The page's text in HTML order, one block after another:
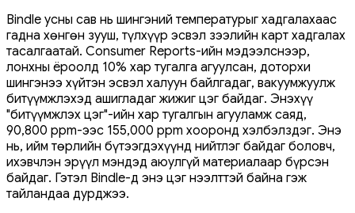
Bindle усны сав нь шингэний температурыг хадгалахаас
гадна хөнгөн зууш, түлхүүр эсвэл зээлийн карт хадгалах
тасалгаатай. Consumer Reports-ийн мэдээлснээр,
лонхны ёроолд 10% хар тугалга агуулсан, доторхи
шингэнээ хүйтэн эсвэл халуун байлгадаг, вакуумжуулж
битүүмжлэхэд ашигладаг жижиг цэг байдаг. Энэхүү
"битүүмжлэх цэг"-ийн хар тугалгын агууламж саяд,
90,800 ppm-ээс 155,000 ppm хооронд хэлбэлздэг. Энэ
нь, ийм төрлийн бүтээгдэхүүнд нийтлэг байдаг боловч,
ихэвчлэн эрүүл мэндэд аюулгүй материалаар бүрсэн
байдаг. Гэтэл Bindle-д энэ цэг нээлттэй байна гэж
тайландаа дурджээ.